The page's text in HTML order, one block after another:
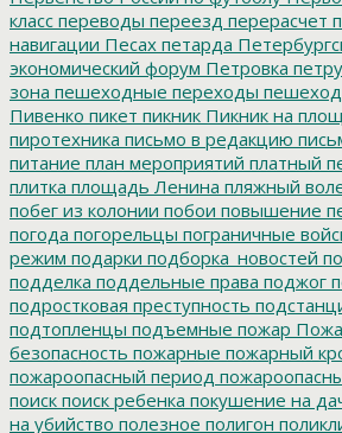
класс переводы переезд перерасчет
навигации Песах петарда
экономический форум Петровка
зона пешеходные переходы
Пивенко пикет пикник Пикник на
пиротехника письмо в редакцию
питание план мероприятий платный
плитка площадь Ленина пляжный
побег из колонии побои повышение
погода погорельцы пограничные
режим подарки подборка_новостей
подделка поддельные права поджог
подростковая преступность
подтопленцы подъемные пожар
безопасность пожарные пожарный
пожароопасный период
поиск поиск ребенка покушение на
на убийство полезное полигон